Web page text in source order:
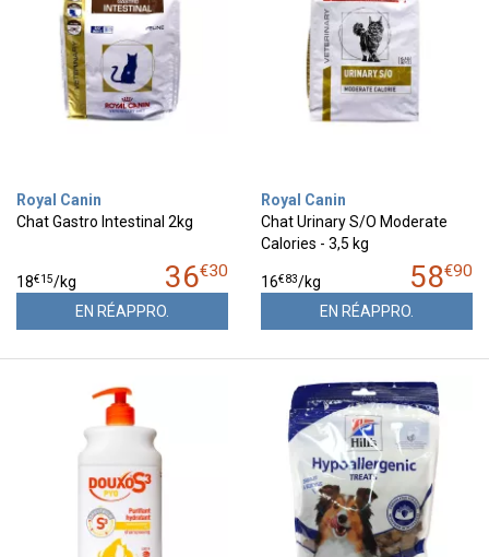
Royal Canin
Chat Gastro Intestinal 2kg
36€30
18€15/kg
EN RÉAPPRO.
Royal Canin
Chat Urinary S/O Moderate
Calories - 3,5 kg
58€90
16€83/kg
EN RÉAPPRO.